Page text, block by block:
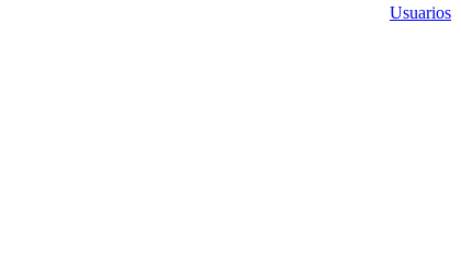
Usuarios